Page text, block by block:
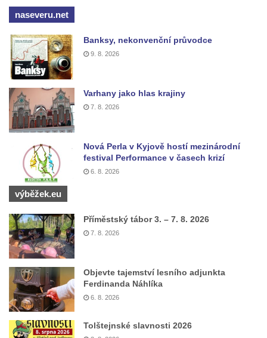
Wolfrumova vila v Ústí nad Labem
Hotel Vladimir v Ústí nad Labem
Budova Oblastního muzea v Ústí nad
Labem (bývalá Obecná a měšťanská škola)
Vodní elektrárna Spálov na řece Jizeře
Torzo střeleckého sloupu ve Chřibské
Budova ZŠ a MŠ Tadeáše Haenkeho
Chřibská čp. 280
Dům čp. 175 ve Chřibské
Dům čp. 30 ve Chřibské
Dům čp. 182 ve Chřibské
Dům čp. 10 ve Chřibské
Budova základní školy v Lužci nad Vltavou
Dům čp. 11 v Hrobčicích
Budova stáčírny Bílina-Kyselka
Rodný dům Josefa Hory v Dobříni
Královská mincovna v Jáchymově
Chudobinec Franze Preidla v České
Kamenici
naseveru.net
Banksy, nekonvenční průvodce
9. 8. 2026
Varhany jako hlas krajiny
7. 8. 2026
Nová Perla v Kyjově hostí mezinárodní
festival Performance v časech krizí
6. 8. 2026
výběžek.eu
Příměstský tábor 3. – 7. 8. 2026
7. 8. 2026
Objevte tajemství lesního adjunkta
Ferdinanda Náhlíka
6. 8. 2026
Tolštejnské slavnosti 2026